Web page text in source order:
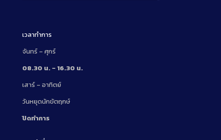
เวลาทำการ
จันทร์ – ศุกร์
08.30 น. – 16.30 น.
เสาร์ – อาทิตย์
วันหยุดนักขัตฤกษ์
ปิดทำการ